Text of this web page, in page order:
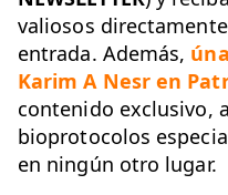
valiosos
entrada. Además,
Karim A Nesr en
contenido exclusivo,
bioprotocolos
en ningún otro lugar.